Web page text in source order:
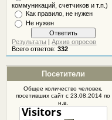
коммуникаций, счетчиков и т.п.)
Как правило, не нужен
Не нужен
Результаты |Архив опросов
Всего ответов:332
Посетители
Общее количество человек,
посетившихсайтс 23.08.2014 по
н.в.